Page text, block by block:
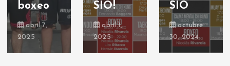
boxeo
abril 7,
2025
SIO!
abril 1,
2025
SIO
octubre
30, 2024